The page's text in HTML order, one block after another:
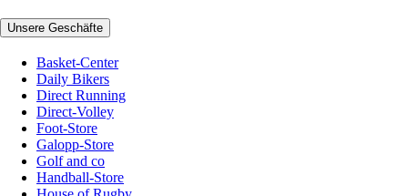
Unsere Geschäfte
Basket-Center
Daily Bikers
Direct Running
Direct-Volley
Foot-Store
Galopp-Store
Golf and co
Handball-Store